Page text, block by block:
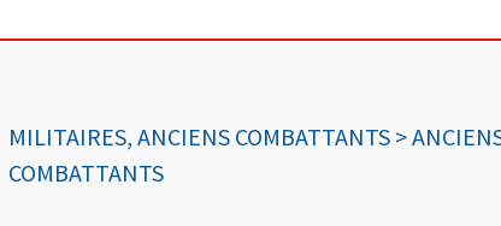
MILITAIRES, ANCIENS COMBATTANTS >
COMBATTANTS